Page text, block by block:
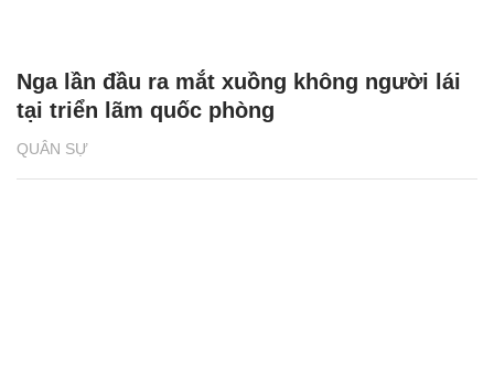
QUÂN SỰ
Nga lần đầu ra mắt xuồng không người lái
tại triển lãm quốc phòng